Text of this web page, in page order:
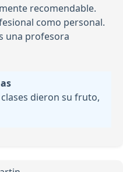
recomendable.
como personal.
una profesora
dieron su fruto,